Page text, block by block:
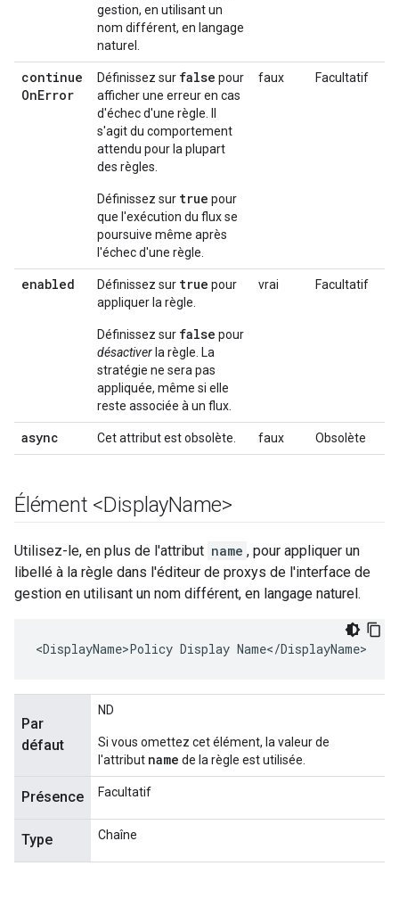
gestion, en utilisant un
nom différent, en langage
naturel.
continue
OnError
Définissez sur false pour
afficher une erreur en cas
d'échec d'une règle. Il
s'agit du comportement
attendu pour la plupart
des règles.
Définissez sur true pour
que l'exécution du flux se
poursuive même après
l'échec d'une règle.
faux Facultatif
enabled Définissez sur true pour
appliquer la règle.
Définissez sur false pour
désactiver la règle. La
stratégie ne sera pas
appliquée, même si elle
reste associée à un flux.
vrai Facultatif
async Cet attribut est obsolète. faux Obsolète
Élément <DisplayName>
Utilisez-le, en plus de l'attribut name , pour appliquer un
libellé à la règle dans l'éditeur de proxys de l'interface de
gestion en utilisant un nom différent, en langage naturel.
<DisplayName>Policy Display Name</DisplayName>
Par
défaut
ND
Si vous omettez cet élément, la valeur de
l'attribut name de la règle est utilisée.
Présence Facultatif
Type Chaîne